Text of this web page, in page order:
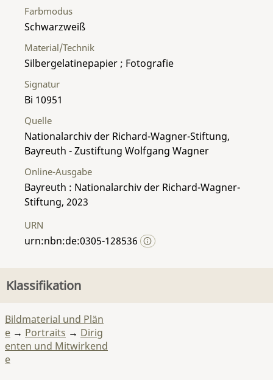
Material/Technik
Silbergelatinepapier ; Fotografie
Farbmodus
Schwarzweiß
Signatur
Bi 10951
Quelle
Nationalarchiv der Richard-Wagner-Stiftung,
Bayreuth - Zustiftung Wolfgang Wagner
Online-Ausgabe
Bayreuth : Nationalarchiv der Richard-Wagner-
Stiftung, 2023
URN
urn:nbn:de:0305-128536
Klassifikation
Bildmaterial und Plän
e → Portraits → Dirig
enten und Mitwirkend
e